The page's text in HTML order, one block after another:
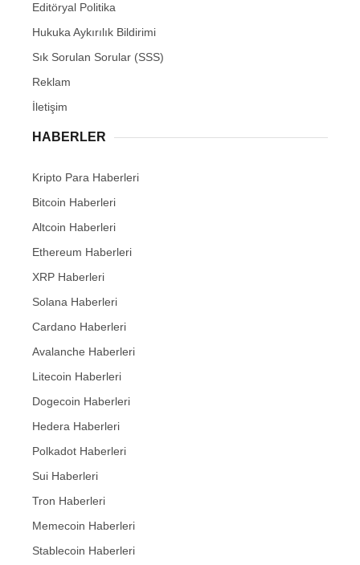
Editöryal Politika
Hukuka Aykırılık Bildirimi
Sık Sorulan Sorular (SSS)
Reklam
İletişim
HABERLER
Kripto Para Haberleri
Bitcoin Haberleri
Altcoin Haberleri
Ethereum Haberleri
XRP Haberleri
Solana Haberleri
Cardano Haberleri
Avalanche Haberleri
Litecoin Haberleri
Dogecoin Haberleri
Hedera Haberleri
Polkadot Haberleri
Sui Haberleri
Tron Haberleri
Memecoin Haberleri
Stablecoin Haberleri